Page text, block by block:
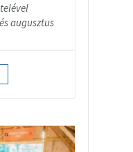
augusztus